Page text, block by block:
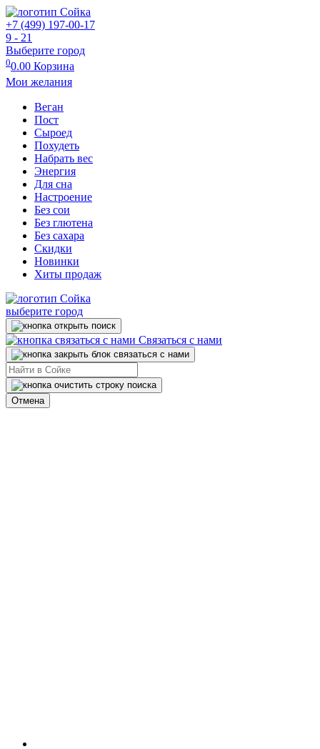
+7 (499) 197-00-17
9 - 21
Выберите город
00.00 Корзина
Мои желания
Веган
Пост
Сыроед
Похудеть
Набрать вес
Энергия
Для сна
Настроение
Без сои
Без глютена
Без сахара
Скидки
Новинки
Хиты продаж
выберите город
Связаться с нами
Отмена